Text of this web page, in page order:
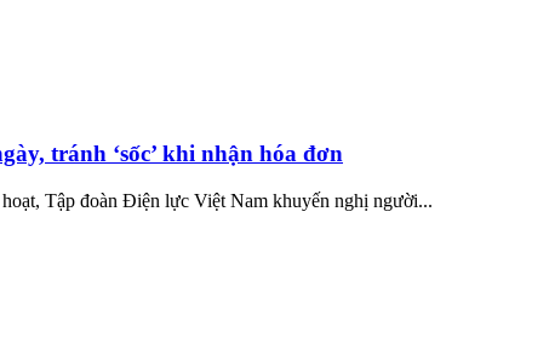
tránh ‘sốc’ khi nhận hóa đơn
Tập đoàn Điện lực Việt Nam khuyến nghị người...